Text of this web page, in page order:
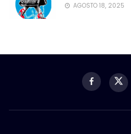
AGOSTO 18, 2025